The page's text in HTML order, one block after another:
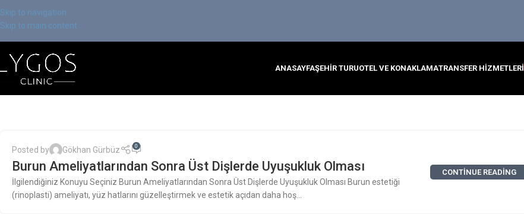
Skip to navigation
Skip to main content
ANASAYFAŞEHIR TURUOTEL VE KONAKLAMATRANSFER HIZMETLERI
Posted by Gökhan Gürbüz 0
Burun Ameliyatlarından Sonra Üst Dişlerde Uyuşukluk Olması
İlgilendiğiniz Konuyu Seçiniz Burun Ameliyatlarından Sonra Üst Dişlerde Uyuşukluk Olması Burun estetiği
(rinoplasti) ameliyatı, yüz hatlarını güzelleştirmek ve estetik açıdan daha hoş...
CONTINUE READING